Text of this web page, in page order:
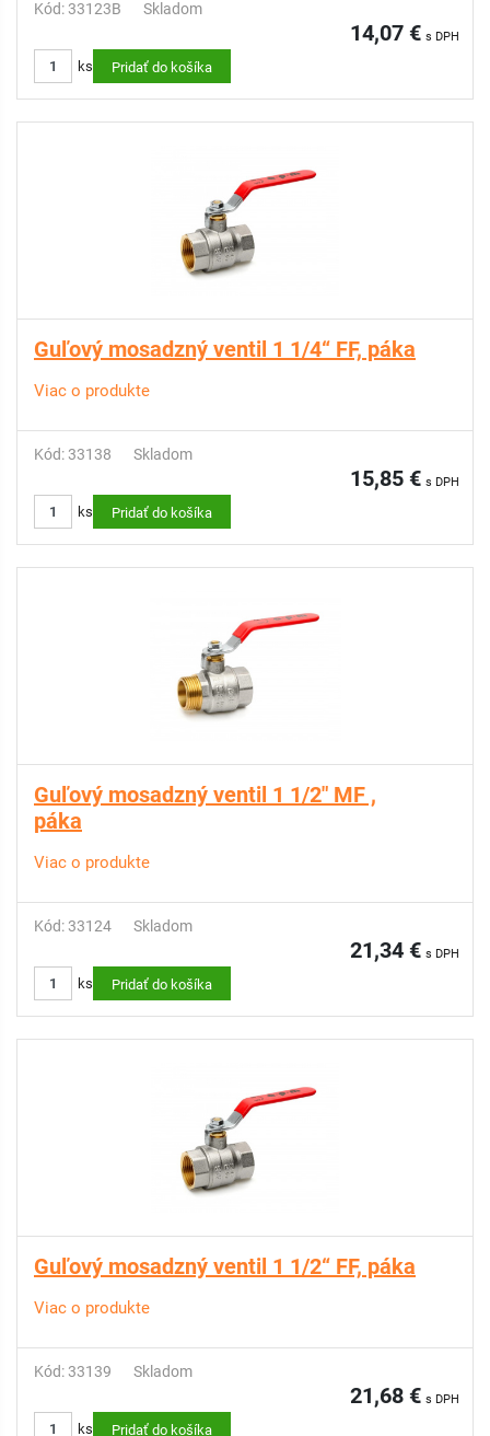
Kód: 33123B Skladom
14,07 € s DPH
ks Pridať do košíka
Guľový mosadzný ventil 1 1/4“ FF, páka
Viac o produkte
Kód: 33138 Skladom
15,85 € s DPH
ks Pridať do košíka
Guľový mosadzný ventil 1 1/2" MF ,
páka
Viac o produkte
Kód: 33124 Skladom
21,34 € s DPH
ks Pridať do košíka
Guľový mosadzný ventil 1 1/2“ FF, páka
Viac o produkte
Kód: 33139 Skladom
21,68 € s DPH
ks Pridať do košíka